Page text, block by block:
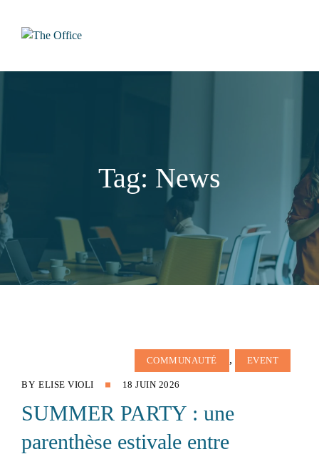
content
Tag: News
COMMUNAUTÉ , EVENT
BY ELISE VIOLI 18 JUIN 2026
SUMMER PARTY : une
parenthèse estivale entre